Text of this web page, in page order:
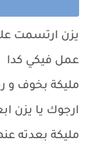
يزن ارتسمت
عمل فيكي كدا
مليكة بخوف و
ارجوك يا يزن
مليكة بعدته